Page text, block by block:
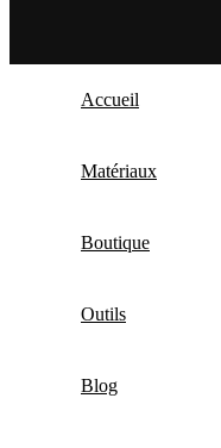
Accueil
Matériaux
Boutique
Outils
Blog